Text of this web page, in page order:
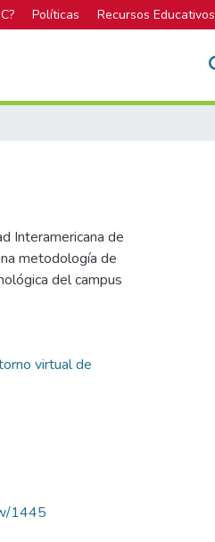
Políticas Recursos Educativos
Interamericana de
metodología de
del campus
virtual de
1445